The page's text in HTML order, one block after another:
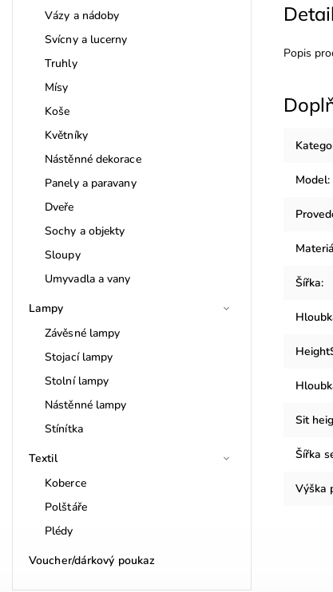
Vázy a nádoby
Svícny a lucerny
Truhly
Mísy
Koše
Květníky
Nástěnné dekorace
Panely a paravany
Dveře
Sochy a objekty
Sloupy
Umyvadla a vany
Lampy
Závěsné lampy
Stojací lampy
Stolní lampy
Nástěnné lampy
Stínítka
Textil
Koberce
Polštáře
Plédy
Voucher/dárkový poukaz
Popis
Model:
Šířka:
Sit
Šířka
Výška